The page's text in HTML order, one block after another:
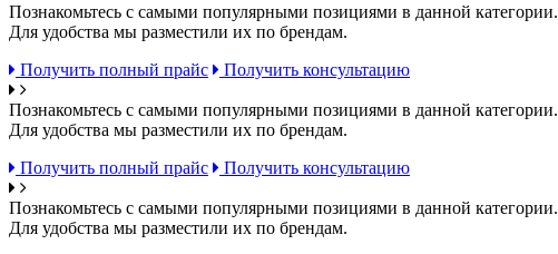
Познакомьтесь с самыми популярными позициями в данной категории.
Для удобства мы разместили их по брендам.
Получить полный прайс
Получить консультацию
Познакомьтесь с самыми популярными позициями в данной категории.
Для удобства мы разместили их по брендам.
Получить полный прайс
Получить консультацию
Познакомьтесь с самыми популярными позициями в данной категории.
Для удобства мы разместили их по брендам.